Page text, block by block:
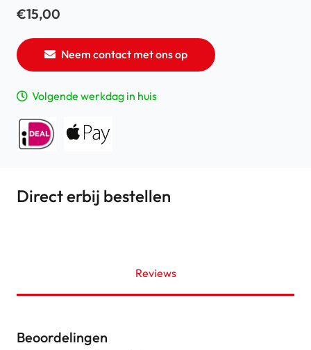
€15,00
Neem contact met ons op
Volgende werkdag in huis
Direct erbij bestellen
Reviews
Beoordelingen